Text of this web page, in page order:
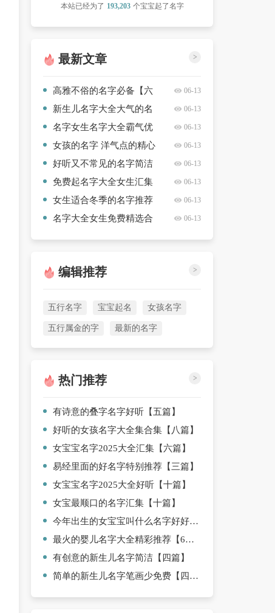
本站已经为了 193,203 个宝宝起了名字
最新文章 >
高雅不俗的名字必备【六
篇】
06-13
新生儿名字大全大气的名
字最新款【4篇】
06-13
名字女生名字大全霸气优
选【3篇】
06-13
女孩的名字 洋气点的精心
挑选【十篇】
06-13
好听又不常见的名字简洁
【六篇】
06-13
免费起名字大全女生汇集
【10篇】
06-13
女生适合冬季的名字推荐
【九篇】
06-13
名字大全女生免费精选合
06-13
编辑推荐 >
五行名字 宝宝起名 女孩名字
五行属金的字 最新的名字
热门推荐 >
有诗意的叠字名字好听【五篇】
好听的女孩名字大全集合集【八篇】
女宝宝名字2025大全汇集【六篇】
易经里面的好名字特别推荐【三篇】
女宝宝名字2025大全好听【十篇】
女宝最顺口的名字汇集【十篇】
今年出生的女宝宝叫什么名字好好听【7篇】
最火的婴儿名字大全精彩推荐【6篇】
有创意的新生儿名字简洁【四篇】
简单的新生儿名字笔画少免费【四篇】